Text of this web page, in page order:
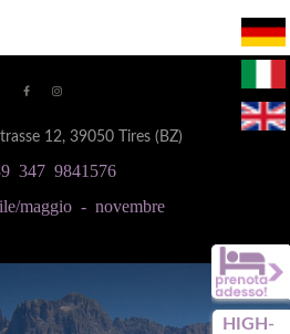
12, 39050 Tires (BZ)
347 9841576
maggio - novembre
HIGH-